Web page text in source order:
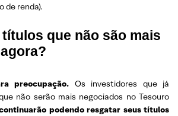
de renda).
que não são mais
preocupação. Os investidores que já
não serão mais negociados no Tesouro
podendo resgatar seus títulos